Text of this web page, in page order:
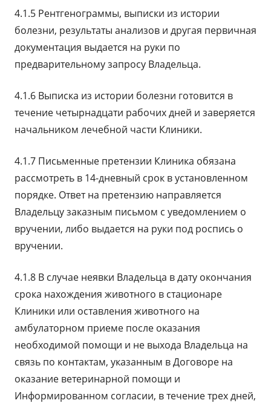
4.1.5 Рентгенограммы, выписки из истории
болезни, результаты анализов и другая первичная
документация выдается на руки по
предварительному запросу Владельца.
4.1.6 Выписка из истории болезни готовится в
течение четырнадцати рабочих дней и заверяется
начальником лечебной части Клиники.
4.1.7 Письменные претензии Клиника обязана
рассмотреть в 14-дневный срок в установленном
порядке. Ответ на претензию направляется
Владельцу заказным письмом с уведомлением о
вручении, либо выдается на руки под роспись о
вручении.
4.1.8 В случае неявки Владельца в дату окончания
срока нахождения животного в стационаре
Клиники или оставления животного на
амбулаторном приеме после оказания
необходимой помощи и не выхода Владельца на
связь по контактам, указанным в Договоре на
оказание ветеринарной помощи и
Информированном согласии, в течение трех дней,